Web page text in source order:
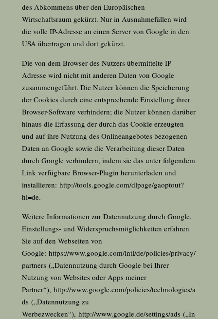
des Abkommens über den Europäischen
Wirtschaftsraum gekürzt. Nur in Ausnahmefällen wird
die volle IP-Adresse an einen Server von Google in den
USA übertragen und dort gekürzt.
Die von dem Browser des Nutzers übermittelte IP-
Adresse wird nicht mit anderen Daten von Google
zusammengeführt. Die Nutzer können die Speicherung
der Cookies durch eine entsprechende Einstellung ihrer
Browser-Software verhindern; die Nutzer können darüber
hinaus die Erfassung der durch das Cookie erzeugten
und auf ihre Nutzung des Onlineangebotes bezogenen
Daten an Google sowie die Verarbeitung dieser Daten
durch Google verhindern, indem sie das unter folgendem
Link verfügbare Browser-Plugin herunterladen und
installieren: http://tools.google.com/dlpage/gaoptout?
hl=de.
Weitere Informationen zur Datennutzung durch Google,
Einstellungs- und Widerspruchsmöglichkeiten erfahren
Sie auf den Webseiten von
Google: https://www.google.com/intl/de/policies/privacy/
partners („Datennutzung durch Google bei Ihrer
Nutzung von Websites oder Apps meiner
Partner“), http://www.google.com/policies/technologies/a
ds („Datennutzung zu
Werbezwecken“), http://www.google.de/settings/ads („In